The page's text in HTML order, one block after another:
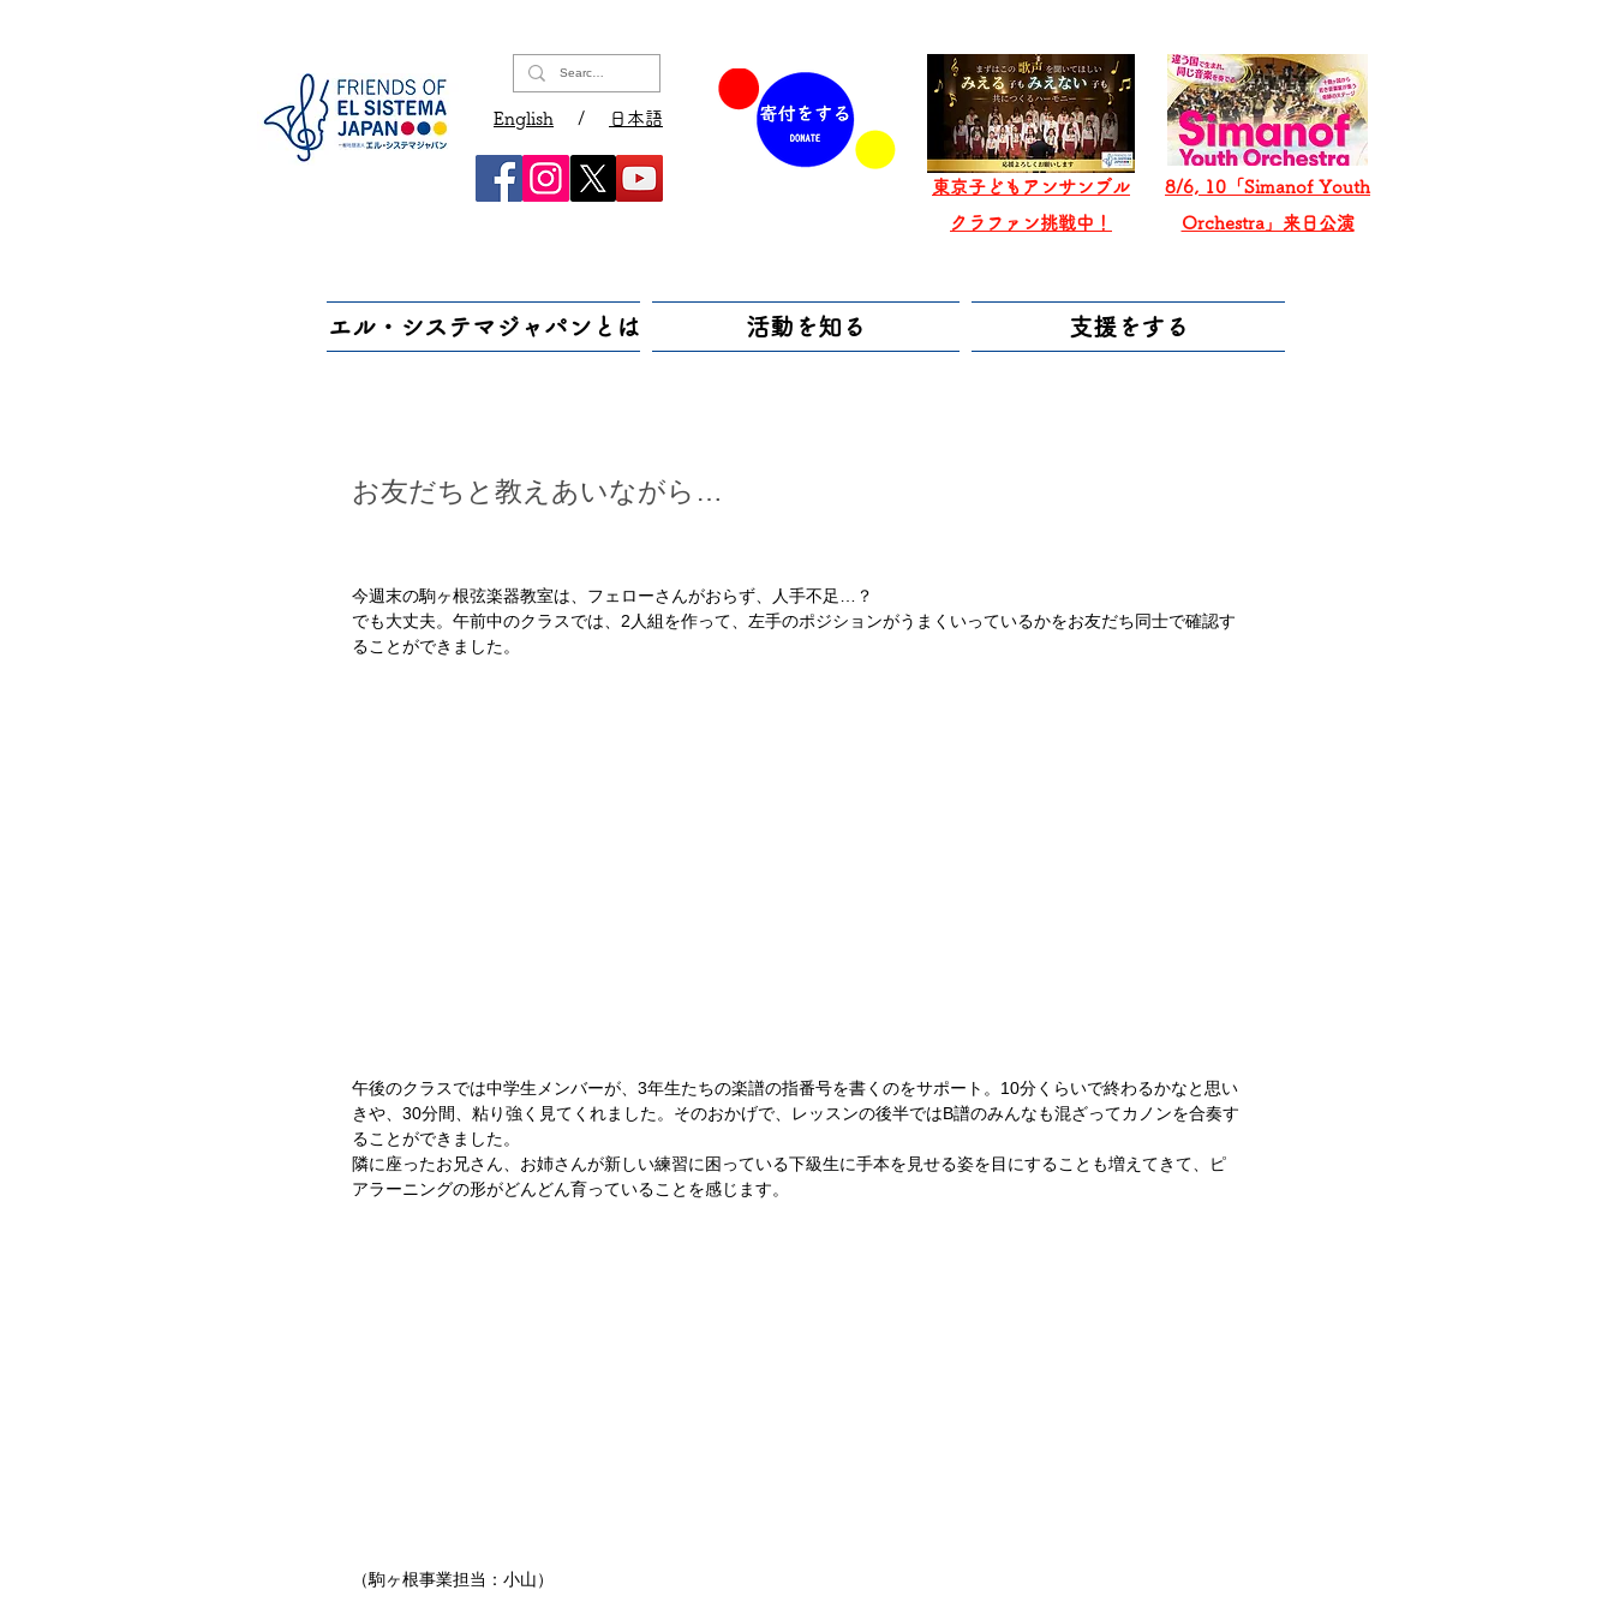
English / 日本語
東京子どもアンサンブル
​クラファン挑戦中！
8/6, 10「Simanof Youth
Orchestra」来日公演
エル・システマジャパンとは 活動を知る 支援をする
お友だちと教えあいながら…
今週末の駒ヶ根弦楽器教室は、フェローさんがおらず、人手不足…？
でも大丈夫。午前中のクラスでは、2人組を作って、左手のポジションがうまくいっているかをお友だち同士で確認す
ることができました。
午後のクラスでは中学生メンバーが、3年生たちの楽譜の指番号を書くのをサポート。10分くらいで終わるかなと思い
きや、30分間、粘り強く見てくれました。そのおかげで、レッスンの後半ではB譜のみんなも混ざってカノンを合奏す
ることができました。
隣に座ったお兄さん、お姉さんが新しい練習に困っている下級生に手本を見せる姿を目にすることも増えてきて、ピ
アラーニングの形がどんどん育っていることを感じます。
（駒ヶ根事業担当：小山）